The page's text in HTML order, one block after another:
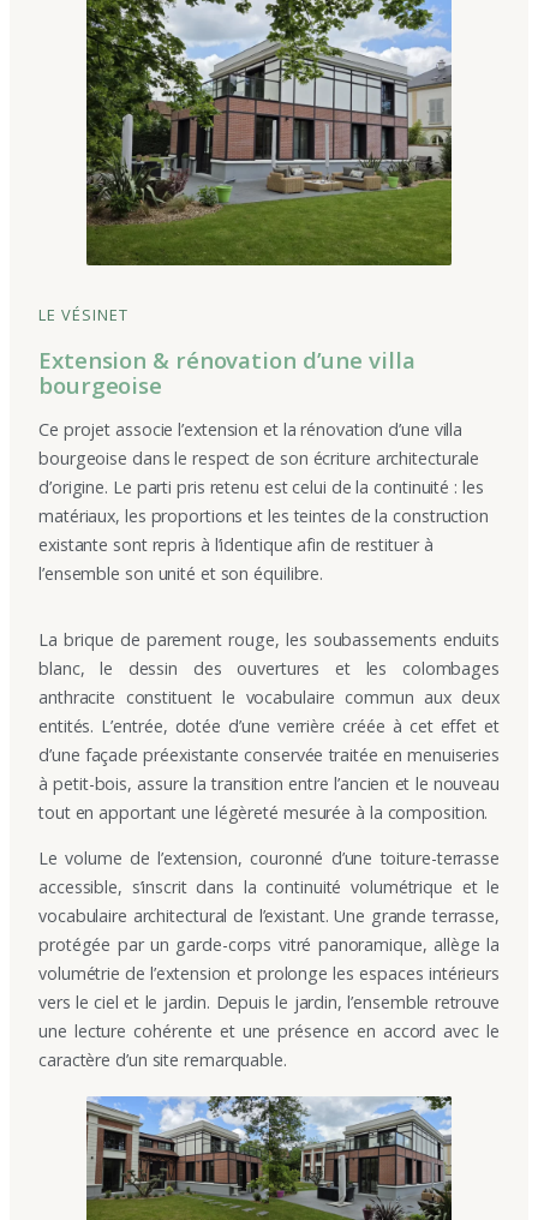
LE VÉSINET
Extension & rénovation d’une villa
bourgeoise
Ce projet associe l’extension et la rénovation d’une villa
bourgeoise dans le respect de son écriture architecturale
d’origine. Le parti pris retenu est celui de la continuité : les
matériaux, les proportions et les teintes de la construction
existante sont repris à l’identique afin de restituer à
l’ensemble son unité et son équilibre.
La brique de parement rouge, les soubassements enduits
blanc, le dessin des ouvertures et les colombages
anthracite constituent le vocabulaire commun aux deux
entités. L’entrée, dotée d’une verrière créée à cet effet et
d’une façade préexistante conservée traitée en menuiseries
à petit-bois, assure la transition entre l’ancien et le nouveau
tout en apportant une légèreté mesurée à la composition.
Le volume de l’extension, couronné d’une toiture-terrasse
accessible, s’inscrit dans la continuité volumétrique et le
vocabulaire architectural de l’existant. Une grande terrasse,
protégée par un garde-corps vitré panoramique, allège la
volumétrie de l’extension et prolonge les espaces intérieurs
vers le ciel et le jardin. Depuis le jardin, l’ensemble retrouve
une lecture cohérente et une présence en accord avec le
caractère d’un site remarquable.